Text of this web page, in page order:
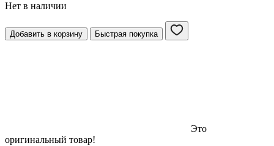
Нет в наличии
Добавить в корзину Быстрая покупка
Это
оригинальный товар!